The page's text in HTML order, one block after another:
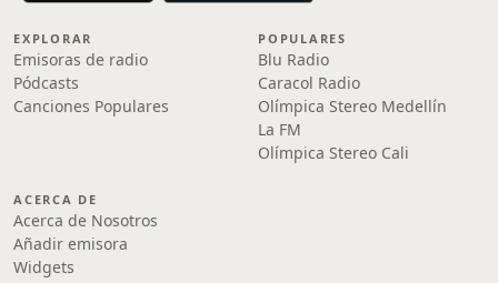
EXPLORAR
Emisoras de radio
Pódcasts
Canciones Populares
POPULARES
Blu Radio
Caracol Radio
Olímpica Stereo Medellín
La FM
Olímpica Stereo Cali
ACERCA DE
Acerca de Nosotros
Añadir emisora
Widgets